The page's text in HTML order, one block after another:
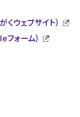
くウェブサイト）
ォーム）